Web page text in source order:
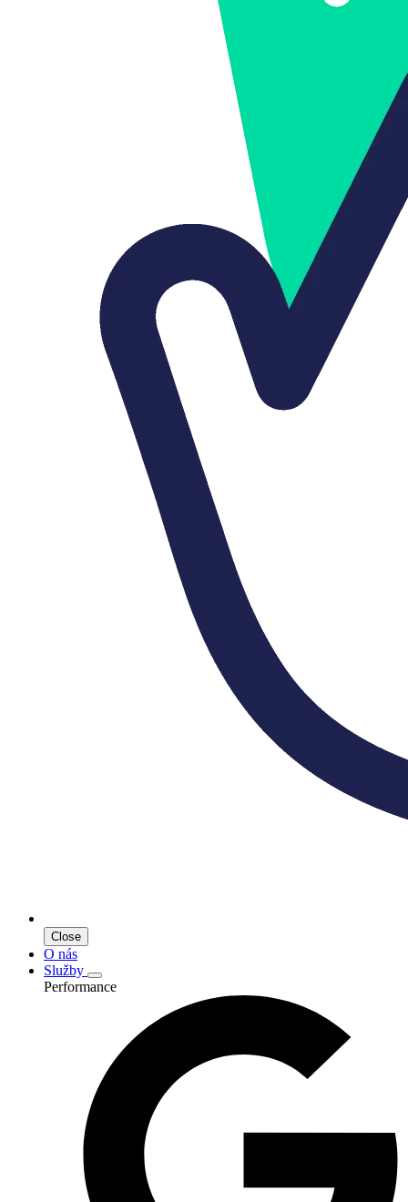
Close
O nás
Služby
Performance